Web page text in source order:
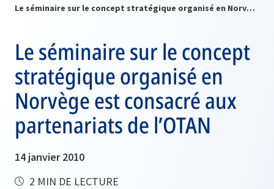
Le séminaire sur le concept stratégique organisé en Norvège est consacré aux partenariats de l’OTAN
Le séminaire sur le concept
stratégique organisé en
Norvège est consacré aux
partenariats de l’OTAN
14 janvier 2010
2 MIN DE LECTURE